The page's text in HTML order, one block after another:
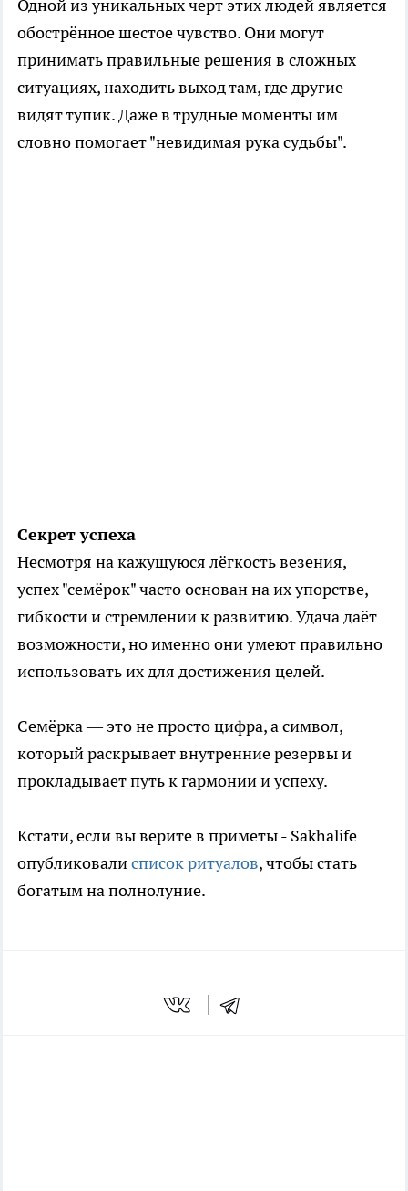
Одной из уникальных черт этих людей является
обострённое шестое чувство. Они могут
принимать правильные решения в сложных
ситуациях, находить выход там, где другие
видят тупик. Даже в трудные моменты им
словно помогает "невидимая рука судьбы".
Секрет успеха
Несмотря на кажущуюся лёгкость везения,
успех "семёрок" часто основан на их упорстве,
гибкости и стремлении к развитию. Удача даёт
возможности, но именно они умеют правильно
использовать их для достижения целей.
Семёрка — это не просто цифра, а символ,
который раскрывает внутренние резервы и
прокладывает путь к гармонии и успеху.
Кстати, если вы верите в приметы - Sakhalife
опубликовалисписок ритуалов, чтобы стать
богатым на полнолуние.